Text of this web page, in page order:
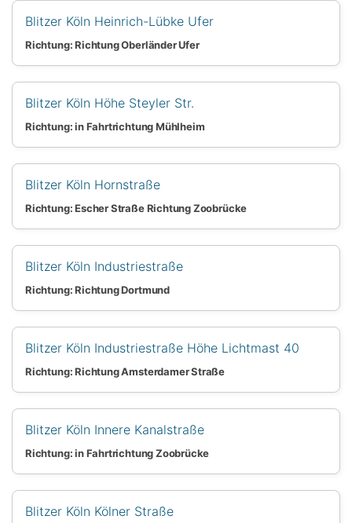
Blitzer Köln Heinrich-Lübke Ufer
Richtung: Richtung Oberländer Ufer
Blitzer Köln Höhe Steyler Str.
Richtung: in Fahrtrichtung Mühlheim
Blitzer Köln Hornstraße
Richtung: Escher Straße Richtung Zoobrücke
Blitzer Köln Industriestraße
Richtung: Richtung Dortmund
Blitzer Köln Industriestraße Höhe Lichtmast 40
Richtung: Richtung Amsterdamer Straße
Blitzer Köln Innere Kanalstraße
Richtung: in Fahrtrichtung Zoobrücke
Blitzer Köln Kölner Straße